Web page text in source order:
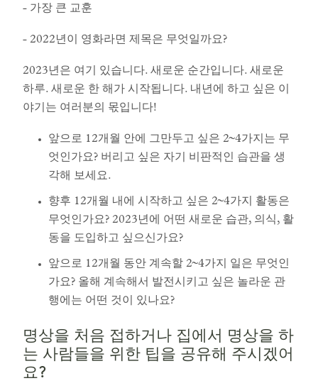
- 가장 큰 교훈
- 2022년이 영화라면 제목은 무엇일까요?
2023년은 여기 있습니다. 새로운 순간입니다. 새로운
하루. 새로운 한 해가 시작됩니다. 내년에 하고 싶은 이
야기는 여러분의 몫입니다!
앞으로 12개월 안에 그만두고 싶은 2~4가지는 무
엇인가요? 버리고 싶은 자기 비판적인 습관을 생
각해 보세요.
향후 12개월 내에 시작하고 싶은 2~4가지 활동은
무엇인가요? 2023년에 어떤 새로운 습관, 의식, 활
동을 도입하고 싶으신가요?
앞으로 12개월 동안 계속할 2~4가지 일은 무엇인
가요? 올해 계속해서 발전시키고 싶은 놀라운 관
행에는 어떤 것이 있나요?
명상을 처음 접하거나 집에서 명상을 하
는 사람들을 위한 팁을 공유해 주시겠어
요?